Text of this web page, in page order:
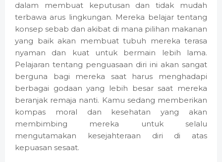
dalam membuat keputusan dan tidak mudah
terbawa arus lingkungan. Mereka belajar tentang
konsep sebab dan akibat di mana pilihan makanan
yang baik akan membuat tubuh mereka terasa
nyaman dan kuat untuk bermain lebih lama.
Pelajaran tentang penguasaan diri ini akan sangat
berguna bagi mereka saat harus menghadapi
berbagai godaan yang lebih besar saat mereka
beranjak remaja nanti. Kamu sedang memberikan
kompas moral dan kesehatan yang akan
membimbing mereka untuk selalu
mengutamakan kesejahteraan diri di atas
kepuasan sesaat.